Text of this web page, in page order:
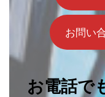
お問い
お電話で